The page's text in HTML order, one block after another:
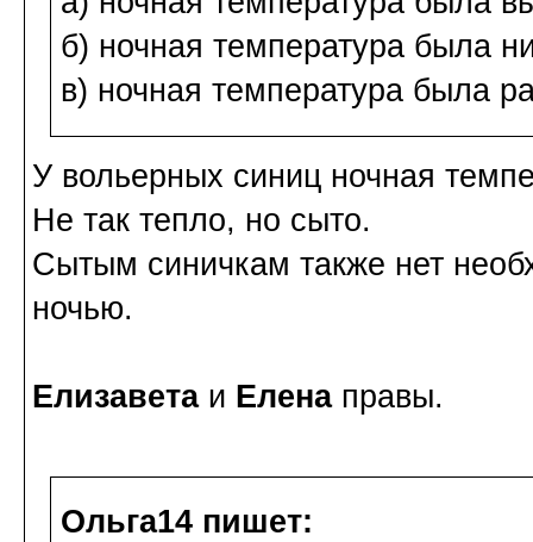
б) ночная температура была
в) ночная температура была
У вольерных синиц ночная
Не так тепло, но сыто.
Сытым синичкам также нет
ночью.
Елизаветаи Елена правы.
Ольга14 пишет: